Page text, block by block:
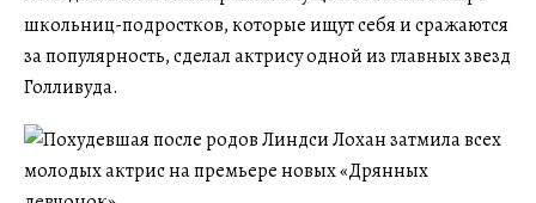
школьниц-подростков, которые ищут себя и сражаются
за популярность, сделал актрису одной из главных звезд
Голливуда.